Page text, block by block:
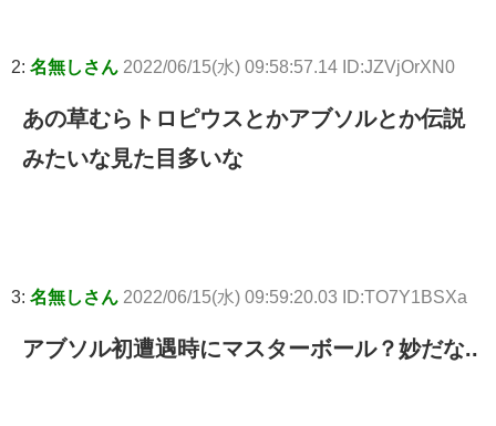
2: 名無しさん 2022/06/15(水) 09:58:57.14 ID:JZVjOrXN0
あの草むらトロピウスとかアブソルとか伝説
みたいな見た目多いな
3: 名無しさん 2022/06/15(水) 09:59:20.03 ID:TO7Y1BSXa
アブソル初遭遇時にマスターボール？妙だな..